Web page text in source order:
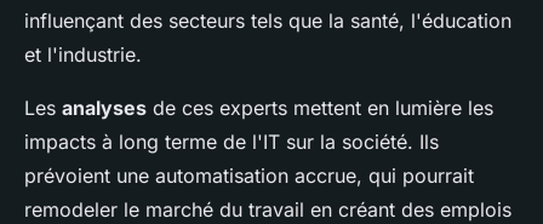
influençant des secteurs tels que la santé, l'éducation
et l'industrie.
Les analyses de ces experts mettent en lumière les
impacts à long terme de l'IT sur la société. Ils
prévoient une automatisation accrue, qui pourrait
remodeler le marché du travail en créant des emplois